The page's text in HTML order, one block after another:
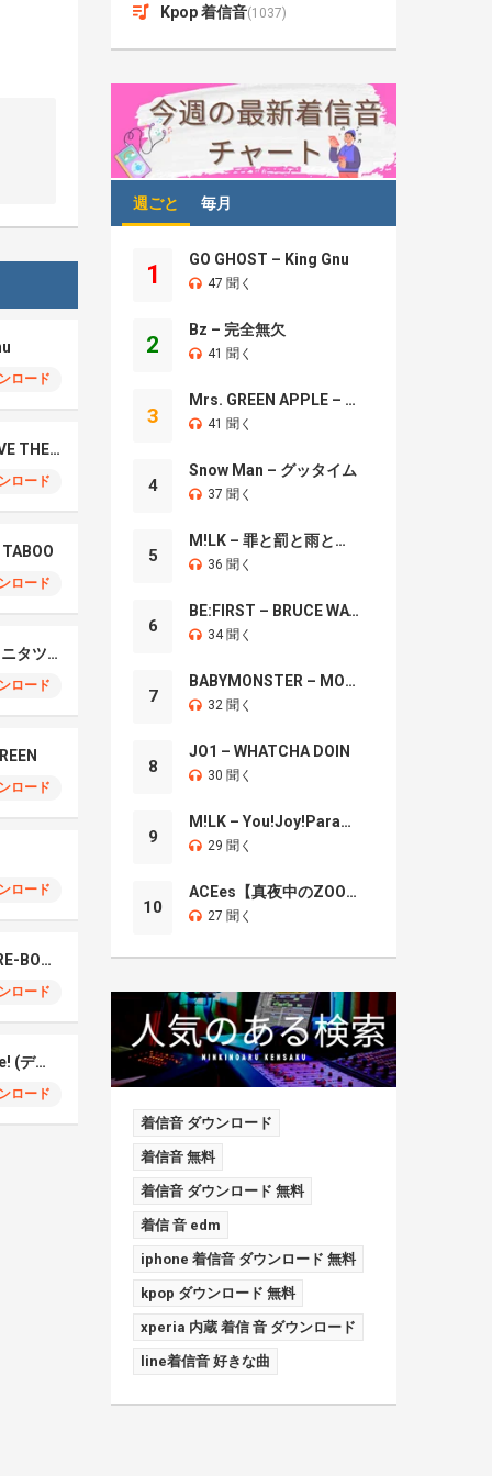
ロード
Sekai No Owari – LOVE THE WARZ
ロード
ロード
Tatsuya Kitani – キタニタツヤ
ロード
ロード
ロード
Do As Infinity – RED RE-BORN
ロード
BRAVE GROOVE – Ilife! (デジモン)
ロード
Kpop 着信音(1037)
週ごと 毎月
1
GO GHOST – King Gnu
47 聞く
2
Bz – 完全無欠
41 聞く
3
Mrs. GREEN APPLE – Brand New
41 聞く
4
Snow Man – グッタイム
37 聞く
5
M!LK – 罪と罰と雨とキス
36 聞く
6
BE:FIRST – BRUCE WAYNE
34 聞く
7
BABYMONSTER – MOON
32 聞く
8
JO1 – WHATCHA DOIN
30 聞く
9
M!LK – You!Joy!Parade!
29 聞く
10
ACEes【真夜中のZOO】
27 聞く
着信音 ダウンロード
着信音 無料
着信音 ダウンロード 無料
着信 音 edm
iphone 着信音 ダウンロード 無料
kpop ダウンロード 無料
xperia 内蔵 着信 音 ダウンロード
line着信音 好きな曲